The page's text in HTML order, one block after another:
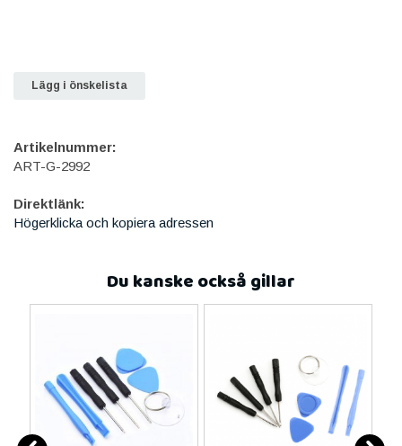
Lägg i önskelista
Artikelnummer:
ART-G-2992
Direktlänk:
Högerklicka och kopiera adressen
Du kanske också gillar